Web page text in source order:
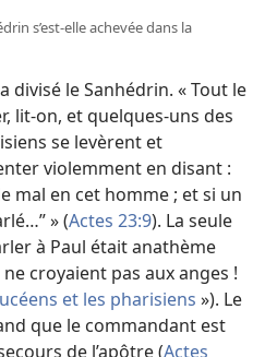
s’est-elle achevée dans la
divisé le Sanhédrin. « Tout le
lit-on, et quelques-uns des
se levèrent et
violemment en disant :
mal en cet homme ; et si un
» (Actes 23:9). La seule
à Paul était anathème
croyaient pas aux anges !
et les pharisiens »). Le
que le commandant est
de l’apôtre (Actes